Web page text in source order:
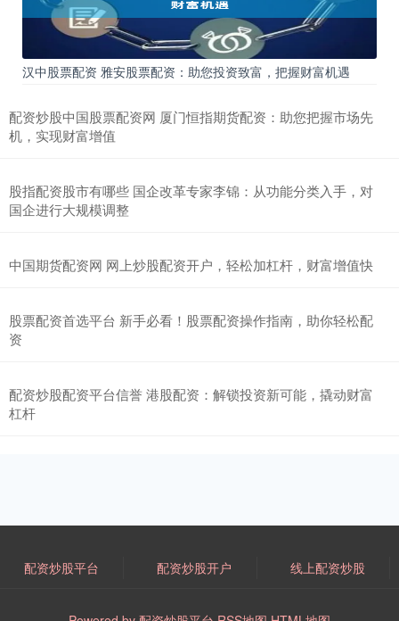
汉中股票配资 雅安股票配资：助您投资致富，把握财富机遇
配资炒股中国股票配资网 厦门恒指期货配资：助您把握市场先
机，实现财富增值
股指配资股市有哪些 国企改革专家李锦：从功能分类入手，对
国企进行大规模调整
中国期货配资网 网上炒股配资开户，轻松加杠杆，财富增值快
股票配资首选平台 新手必看！股票配资操作指南，助你轻松配
资
配资炒股配资平台信誉 港股配资：解锁投资新可能，撬动财富
杠杆
配资炒股平台 配资炒股开户 线上配资炒股